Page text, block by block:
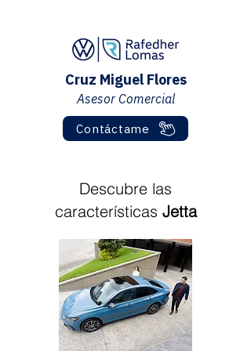
Cruz Miguel Flores
Asesor Comercial
Contáctame
Descubre las
características Jetta